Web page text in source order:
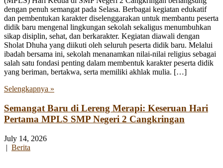
dengan penuh semangat pada Selasa. Berbagai kegiatan edukatif
dan pembentukan karakter diselenggarakan untuk membantu peserta
didik baru mengenal lingkungan sekolah sekaligus menumbuhkan
sikap disiplin, sehat, dan berkarakter. Kegiatan diawali dengan
Sholat Dhuha yang diikuti oleh seluruh peserta didik baru. Melalui
ibadah bersama ini, sekolah menanamkan nilai-nilai religius sebagai
salah satu fondasi penting dalam membentuk karakter peserta didik
yang beriman, bertakwa, serta memiliki akhlak mulia. […]
Selengkapnya »
Semangat Baru di Lereng Merapi: Keseruan Hari
Pertama MPLS SMP Negeri 2 Cangkringan
July 14, 2026
| Berita